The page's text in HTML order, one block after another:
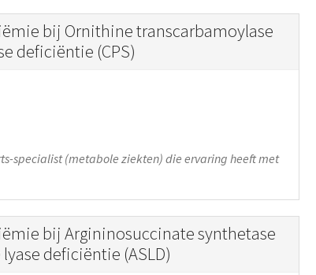
bij Ornithine transcarbamoylase
deficiëntie (CPS)
specialist (metabole ziekten) die ervaring heeft met
bij Argininosuccinate synthetase
deficiëntie (ASLD)